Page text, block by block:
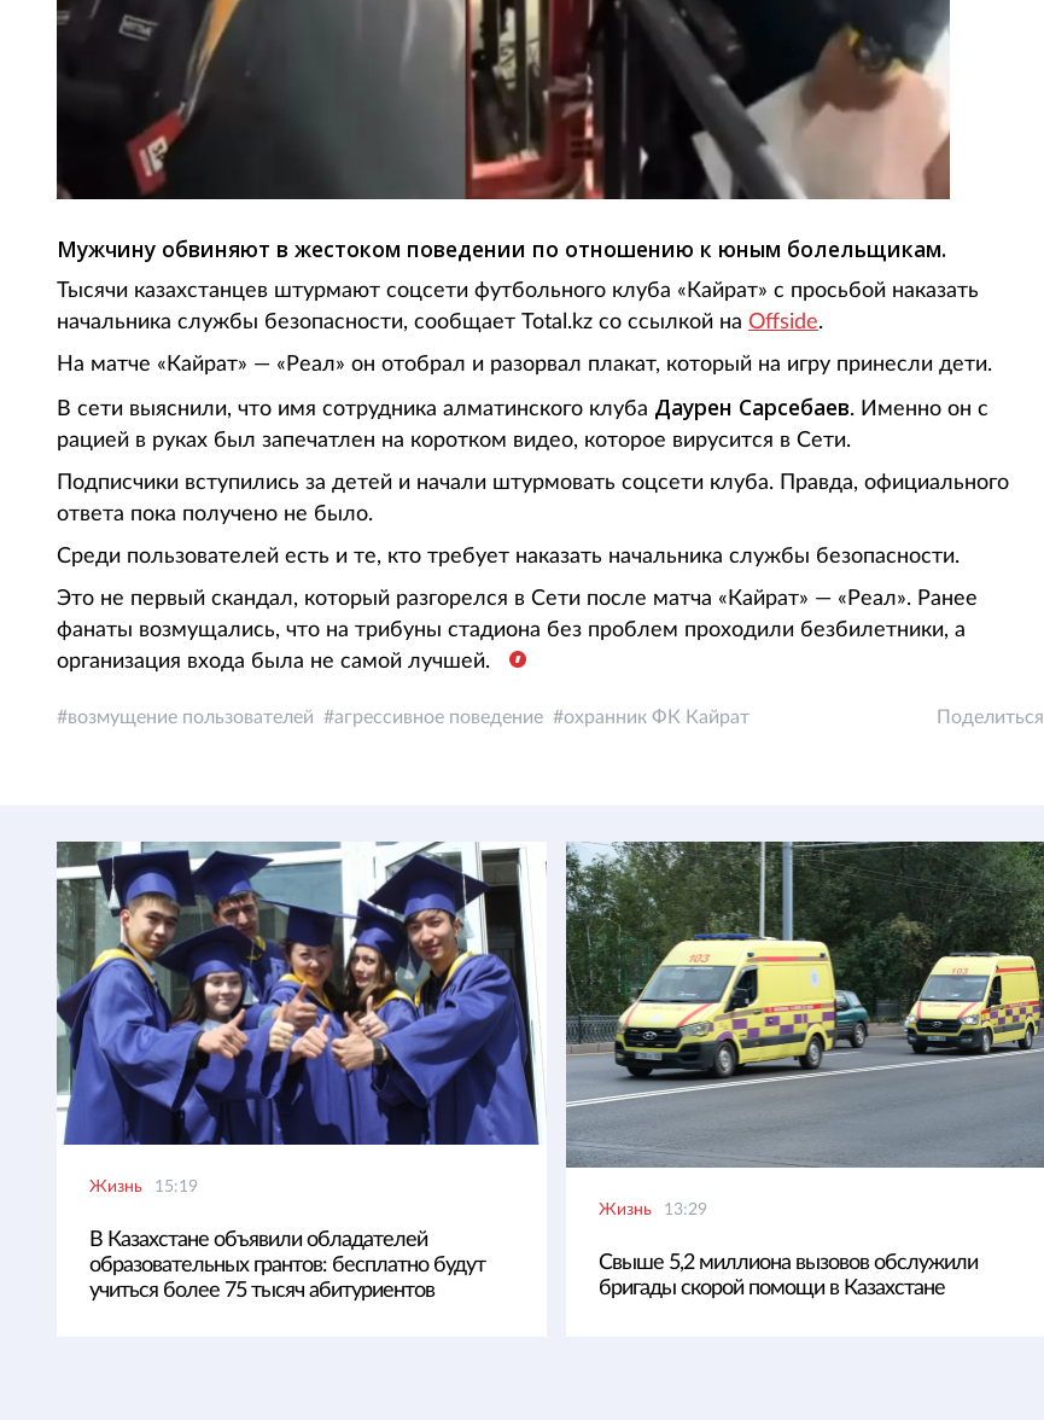
Мужчину обвиняют в жестоком поведении по отношению к юным болельщикам.
Тысячи казахстанцев штурмают соцсети футбольного клуба «Кайрат» с просьбой наказать
начальника службы безопасности, сообщает Total.kz со ссылкой на Offside.
На матче «Кайрат» — «Реал» он отобрал и разорвал плакат, который на игру принесли дети.
В сети выяснили, что имя сотрудника алматинского клуба Даурен Сарсебаев. Именно он с
рацией в руках был запечатлен на коротком видео, которое вирусится в Сети.
Подписчики вступились за детей и начали штурмовать соцсети клуба. Правда, официального
ответа пока получено не было.
Среди пользователей есть и те, кто требует наказать начальника службы безопасности.
Это не первый скандал, который разгорелся в Сети после матча «Кайрат» — «Реал». Ранее
фанаты возмущались, что на трибуны стадиона без проблем проходили безбилетники, а
организация входа была не самой лучшей.
возмущение пользователей агрессивное поведение охранник ФК Кайрат Поделиться
Жизнь 15:19
В Казахстане объявили обладателей
образовательных грантов: бесплатно будут
учиться более 75 тысяч абитуриентов
Жизнь 13:29
Свыше 5,2 миллиона вызовов обслужили
бригады скорой помощи в Казахстане